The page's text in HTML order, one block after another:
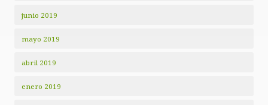
junio 2019
mayo 2019
abril 2019
enero 2019